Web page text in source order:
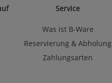
Service
Was ist B-Ware
Reservierung & Abholung
Zahlungsarten